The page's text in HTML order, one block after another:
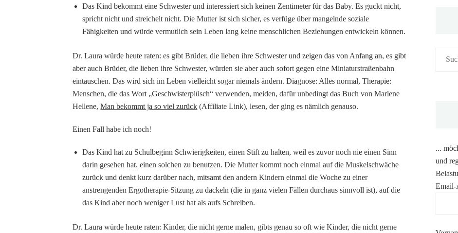
Das Kind bekommt eine Schwester und interessiert sich keinen Zentimeter für das Baby. Es guckt nicht,
spricht nicht und streichelt nicht. Die Mutter ist sich sicher, es verfüge über mangelnde soziale
Fähigkeiten und würde vermutlich sein Leben lang keine menschlichen Beziehungen entwickeln können.
Dr. Laura würde heute raten: es gibt Brüder, die lieben ihre Schwester und zeigen das von Anfang an, es gibt
aber auch Brüder, die lieben ihre Schwester, würden sie aber auch sofort gegen eine Miniaturstraßenbahn
eintauschen. Das wird sich im Leben vielleicht sogar niemals ändern. Diagnose: Alles normal, Therapie:
Menschen, die das Wort „Geschwisterplüsch“ verwenden, meiden, dafür unbedingt das Buch von Marlene
Hellene,Man bekommt ja so viel zurück (Affiliate Link), lesen, der ging es nämlich genauso.
Einen Fall habe ich noch!
Das Kind hat zu Schulbeginn Schwierigkeiten, einen Stift zu halten, weil es zuvor noch nie einen Sinn
darin gesehen hat, einen solchen zu benutzen. Die Mutter kommt noch einmal auf die Muskelschwäche
zurück und denkt kurz darüber nach, mitsamt den andern Kindern einmal die Woche zu einer
anstrengenden Ergotherapie-Sitzung zu dackeln (die in ganz vielen Fällen durchaus sinnvoll ist), auf die
das Kind aber noch weniger Lust hat als aufs Schreiben.
Dr. Laura würde heute raten: Kinder, die nicht gerne malen, gibts genau so oft wie Kinder, die nicht gerne
...
und
Email-